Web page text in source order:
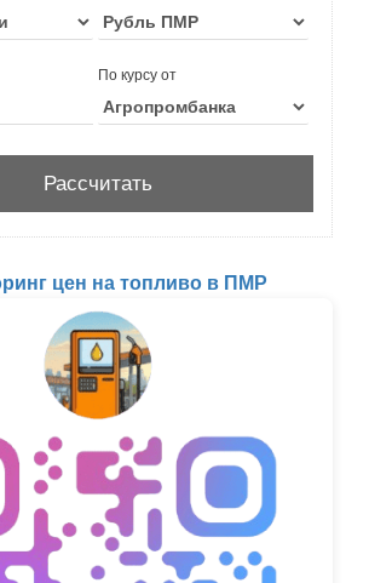
По курсу от
цен на топливо в ПМР